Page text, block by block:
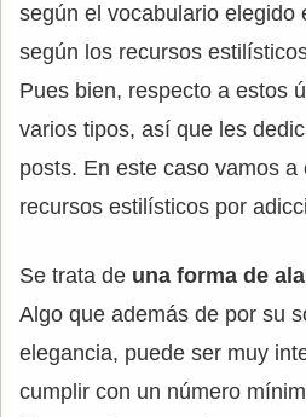
según el vocabulario elegido
según los recursos
Pues bien, respecto a estos
varios tipos, así que les
posts. En este caso vamos a
recursos estilísticos por
Se trata de una forma de
Algo que además de por su
elegancia, puede ser muy
cumplir con un número